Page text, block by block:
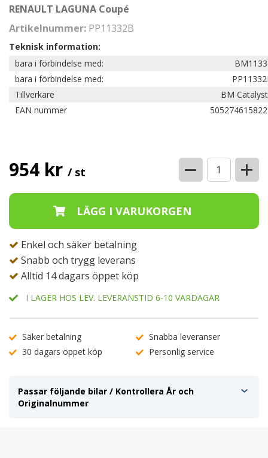
RENAULT LAGUNA Coupé
Artikelnummer: PP11332B
Teknisk information:
bara i förbindelse med:
bara i förbindelse med:
Tillverkare
BM
EAN nummer
954 kr / st − +
Enkel och säker betalning
Snabb och trygg leverans
Alltid 14 dagars öppet köp
I LAGER HOS LEV. LEVERANSTID 6-10 VARDAGAR
Säker betalning
Snabba leveranser
30 dagars öppet köp
Personlig service
Passar följande bilar / Kontrollera År och
Originalnummer